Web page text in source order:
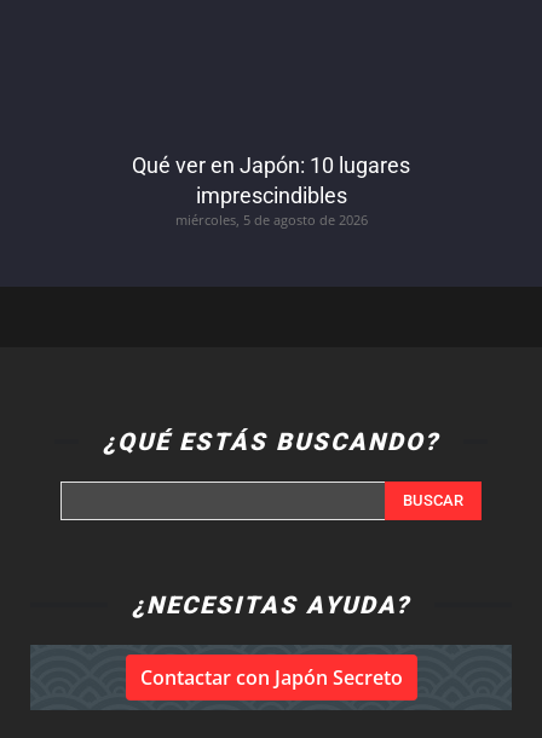
Qué ver en Japón: 10 lugares
imprescindibles
miércoles, 5 de agosto de 2026
¿QUÉ ESTÁS BUSCANDO?
BUSCAR
¿NECESITAS AYUDA?
Contactar con Japón Secreto